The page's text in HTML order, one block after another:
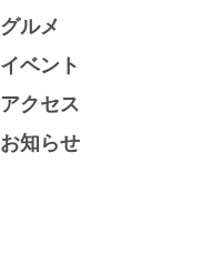
グルメ
イベント
アクセス
お知らせ